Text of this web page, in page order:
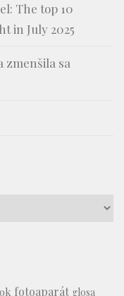
The top 10
in July 2025
zmenšila sa
fotoaparát glosa